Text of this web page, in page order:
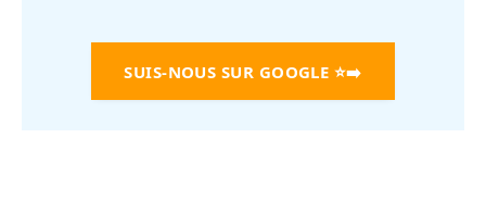
SUIS-NOUS SUR GOOGLE ⭐➡️